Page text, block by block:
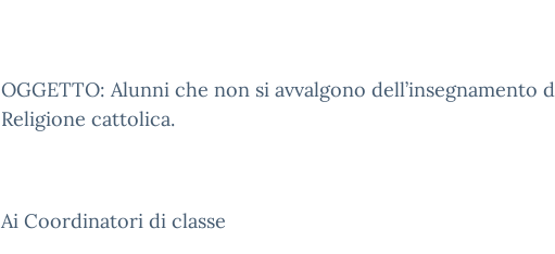
OGGETTO: Alunni che non si avvalgono dell’insegnamento
Religione cattolica.
Ai Coordinatori di classe